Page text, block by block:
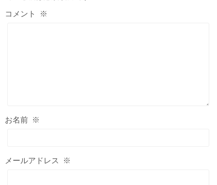
コメント ※
お名前 ※
メールアドレス ※